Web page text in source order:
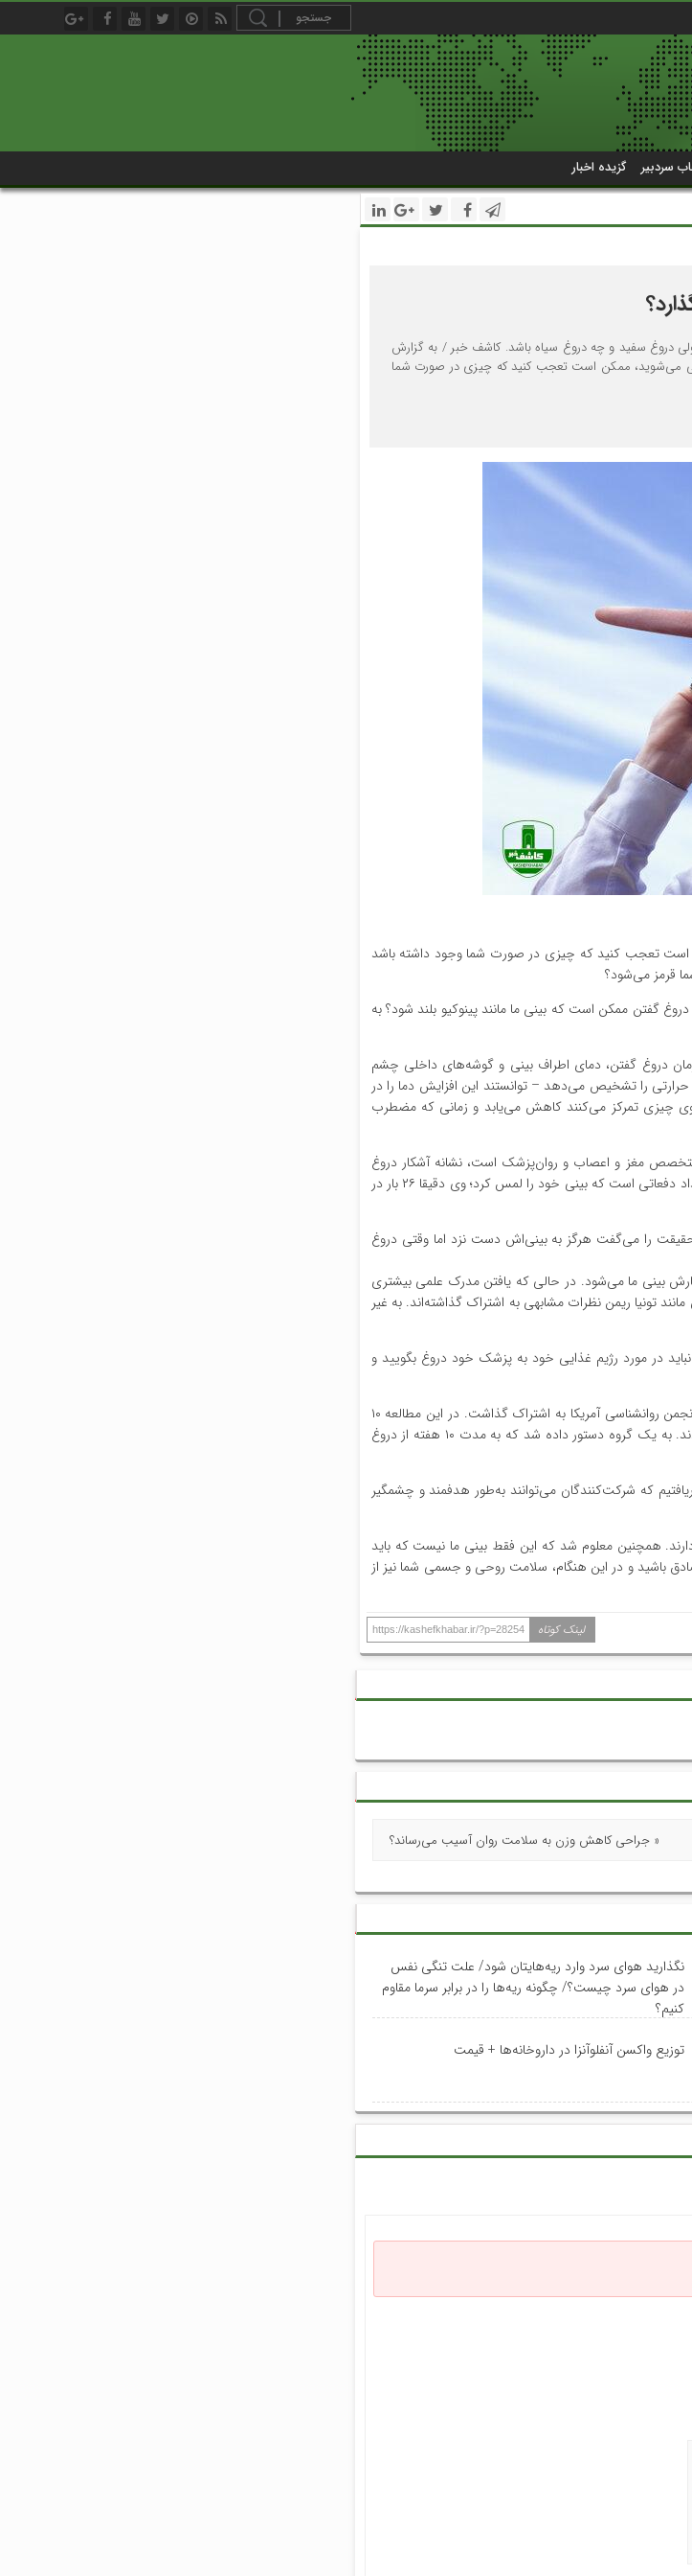
سردبیر گزیده اخبار
دروغ سفید و چه دروغ سیاه باشد. کاشف خبر / به گزارش
می‌شوید، ممکن است تعجب کنید که چیزی در صورت شما
است تعجب کنید که چیزی در صورت شما وجود داشته باشد
قرمز می‌شود؟
دروغ گفتن ممکن است که بینی ما مانند پینوکیو بلند شود؟ به
منتشر شد، در زمان دروغ گفتن، دمای اطراف بینی و گوشه‌های داخلی چشم
را تشخیص می‌دهد – توانستند این افزایش دما را در
چیزی تمرکز می‌کنند کاهش می‌یابد و زمانی که مضطرب
مغز و اعصاب و روان‌پزشک است، نشانه آشکار دروغ
به‌عنوان مثال پیرامون تکذیب رابطه بیل کلینتون با مونیکا لوینسکی، رئیس‌جمهور سابق آمریکا به تعداد دفعاتی است که بینی خود را لمس کرد؛ وی دقیقا ۲۶ بار در
را می‌گفت هرگز به بینی‌اش دست نزد اما وقتی دروغ
بینی ما می‌شود. در حالی که یافتن مدرک علمی بیشتری
تونیا ریمن نظرات مشابهی به اشتراک گذاشته‌اند. به غیر
نباید در مورد رژیم غذایی خود به پزشک خود دروغ بگویید و
کلی در مطالعه «علم صداقت» شرکت داشت و یافته‌های آن را در صد و بیستمین همایش سالانه انجمن روانشناسی آمریکا به اشتراک گذاشت. در این مطالعه ۱۰
هفته‌ای، ۱۱۰ داوطلب – ترکیبی از بزرگسالان و دانشجویان – در گروه سنی ۱۸ تا ۷۱ سال شرکت کردند. به یک گروه دستور داده شد که به مدت ۱۰ هفته از دروغ
که شرکت‌کنندگان می‌توانند به‌طور هدفمند و چشمگیر
همچنین معلوم شد که این فقط بینی ما نیست که باید
باشید و در این هنگام، سلامت روحی و جسمی شما نیز از
لینک کوتاه https://kashefkhabar.ir/?p=28254
« جراحی کاهش وزن به سلامت روان آسیب می‌رساند؟
نگذارید هوای سرد وارد ریه‌هایتان شود/ علت تنگی نفس
در هوای سرد چیست؟/ چگونه ریه‌ها را در برابر سرما مقاوم
کنیم؟
توزیع واکسن‌ آنفلوآنزا در داروخانه‌ها + قیمت